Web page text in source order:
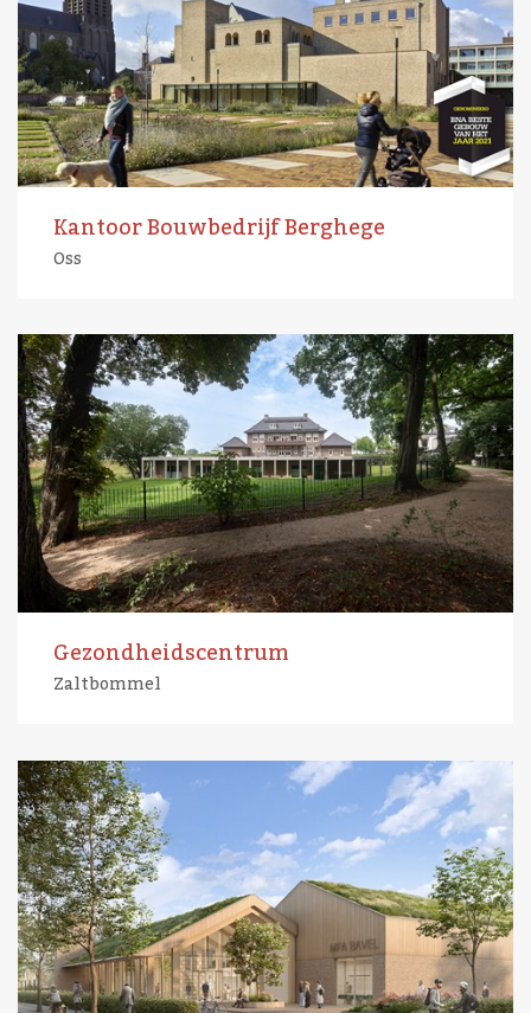
Kantoor Bouwbedrijf Berghege
Oss
Gezondheidscentrum
Zaltbommel